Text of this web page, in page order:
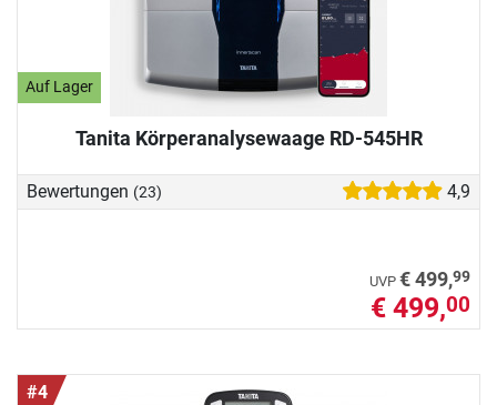
Auf Lager
Tanita Körperanalysewaage RD-545HR
Bewertungen (23) 4,9
UVP € 499,99
€ 499,00
#4